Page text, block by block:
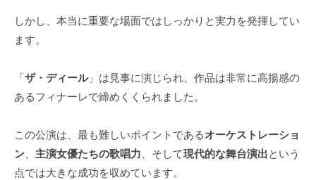
しかし、本当に重要な場面ではしっかりと実力を発揮してい
ます。
「ザ・ディール」は見事に演じられ、作品は非常に高揚感の
あるフィナーレで締めくくられました。
この公演は、最も難しいポイントであるオーケストレーショ
ン、 主演女優たちの歌唱力、そして現代的な舞台演出という
点では大きな成功を収めています。